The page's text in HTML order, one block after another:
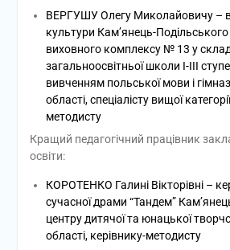
ВЕРГУШУ Олегу Миколайовичу –
культури Кам’янець-
виховного комплексу № 13 у
загальноосвітньої школи І-ІІІ
вивченням польської мови і
області, спеціалісту вищої
методисту
Кращий педагогічний працівник
освіти:
КОРОТЕНКО Галині Вікторівні –
сучасної драми “Тандем”
центру дитячої та юнацької
області, керівнику-методисту